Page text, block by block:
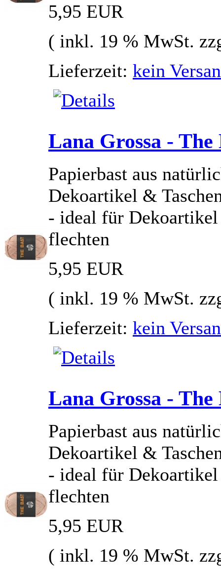
5,95 EUR
( inkl. 19 % MwSt.
Lieferzeit: kein
Lana Grossa -
Papierbast aus
Dekoartikel &
- ideal für Dekoartikel
flechten
5,95 EUR
( inkl. 19 % MwSt.
Lieferzeit: kein
Lana Grossa - The
Papierbast aus
Dekoartikel &
- ideal für Dekoartikel
flechten
5,95 EUR
( inkl. 19 % MwSt.